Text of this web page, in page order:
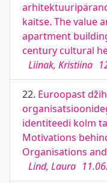
kaitse. The value
apartment
century cultural
Liinak, Kristiina
22. Euroopast
identiteedi kolm
Motivations
Organisations
Lind, Laura